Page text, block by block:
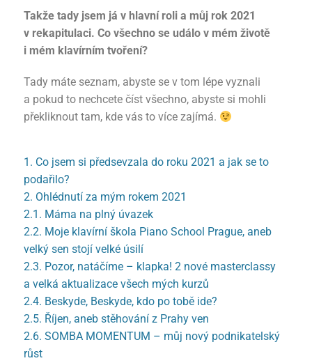
Takže tady jsem já v hlavní roli a můj rok 2021
v rekapitulaci. Co všechno se událo v mém životě
i mém klavírním tvoření?
Tady máte seznam, abyste se v tom lépe vyznali
a pokud to nechcete číst všechno, abyste si mohli
překliknout tam, kde vás to více zajímá.
1. Co jsem si předsevzala do roku 2021 a jak se to
podařilo?
2. Ohlédnutí za mým rokem 2021
2.1. Máma na plný úvazek
2.2. Moje klavírní škola Piano School Prague, aneb
velký sen stojí velké úsilí
2.3. Pozor, natáčíme – klapka! 2 nové masterclassy
a velká aktualizace všech mých kurzů
2.4. Beskyde, Beskyde, kdo po tobě ide?
2.5. Říjen, aneb stěhování z Prahy ven
2.6. SOMBA MOMENTUM – můj nový podnikatelský
růst